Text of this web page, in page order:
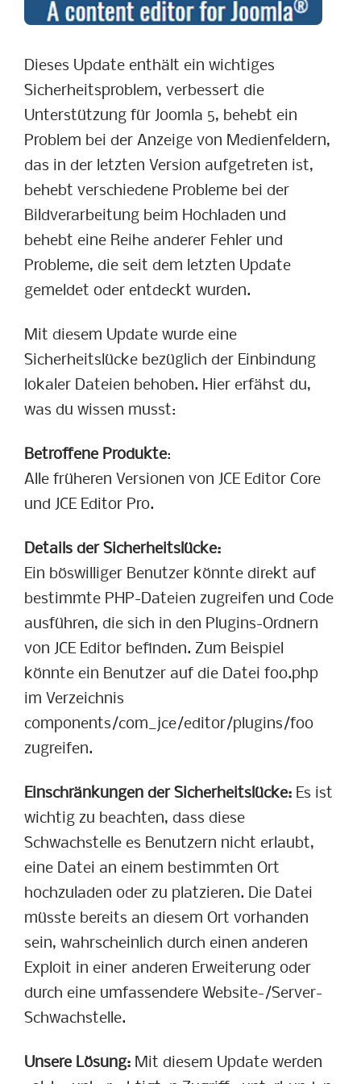
Dieses Update enthält ein wichtiges
Sicherheitsproblem, verbessert die
Unterstützung für Joomla 5, behebt ein
Problem bei der Anzeige von Medienfeldern,
das in der letzten Version aufgetreten ist,
behebt verschiedene Probleme bei der
Bildverarbeitung beim Hochladen und
behebt eine Reihe anderer Fehler und
Probleme, die seit dem letzten Update
gemeldet oder entdeckt wurden.
Mit diesem Update wurde eine
Sicherheitslücke bezüglich der Einbindung
lokaler Dateien behoben. Hier erfähst du,
was du wissen musst:
Betroffene Produkte:
Alle früheren Versionen von JCE Editor Core
und JCE Editor Pro.
Details der Sicherheitslücke:
Ein böswilliger Benutzer könnte direkt auf
bestimmte PHP-Dateien zugreifen und Code
ausführen, die sich in den Plugins-Ordnern
von JCE Editor befinden. Zum Beispiel
könnte ein Benutzer auf die Datei foo.php
im Verzeichnis
components/com_jce/editor/plugins/foo
zugreifen.
Einschränkungen der Sicherheitslücke: Es ist
wichtig zu beachten, dass diese
Schwachstelle es Benutzern nicht erlaubt,
eine Datei an einem bestimmten Ort
hochzuladen oder zu platzieren. Die Datei
müsste bereits an diesem Ort vorhanden
sein, wahrscheinlich durch einen anderen
Exploit in einer anderen Erweiterung oder
durch eine umfassendere Website-/Server-
Schwachstelle.
Unsere Lösung: Mit diesem Update werden